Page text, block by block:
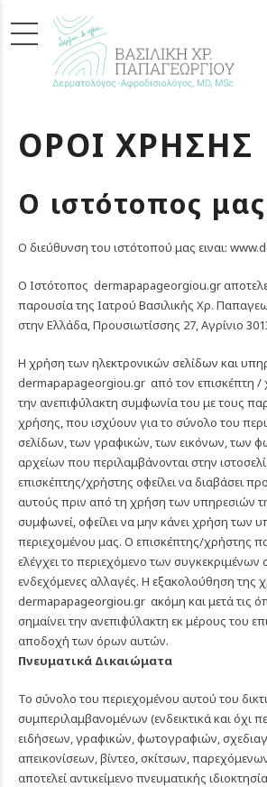
ΟΡΟΙ ΧΡΗΣΗΣ
Ο ιστότοπος μας
Ο διεύθυνση του ιστότοπού μας ειναι:
Ο Ιστότοπος dermapapageorgiou.gr
παρουσία της Ιατρού Βασιλικής Χρ.
στην Ελλάδα, Προυσιωτίσσης 27, Αγρίνιο
Η χρήση των ηλεκτρονικών σελίδων και
dermapapageorgiou.gr από τον επισκέπτη
την ανεπιφύλακτη συμφωνία του με τους
χρήσης, που ισχύουν για το σύνολο του
σελίδων, των γραφικών, των εικόνων, των
αρχείων που περιλαμβάνονται στην
επισκέπτης/χρήστης οφείλει να διαβάσει
αυτούς πριν από τη χρήση των υπηρεσιών
συμφωνεί, οφείλει να μην κάνει χρήση των
περιεχομένου μας. Ο επισκέπτης/χρήστης
ελέγχει το περιεχόμενο των συγκεκριμένων
ενδεχόμενες αλλαγές. Η εξακολούθηση της
dermapapageorgiou.gr ακόμη και μετά τις
σημαίνει την ανεπιφύλακτη εκ μέρους του
αποδοχή των όρων αυτών.
Πνευματικά Δικαιώματα
Το σύνολο του περιεχομένου αυτού του
συμπεριλαμβανομένων (ενδεικτικά και όχι
ειδήσεων, γραφικών, φωτογραφιών,
απεικονίσεων, βίντεο, σκίτσων,
αποτελεί αντικείμενο πνευματικής